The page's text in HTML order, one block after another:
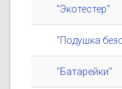
"Экотестер"
"Подушка
"Батарейки"